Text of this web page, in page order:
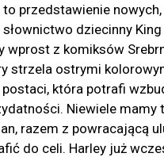
przedstawienie
dziecinny
z komiksów
strzela ostrymi
która potrafi
Niewiele mamy
razem z powracającą
do celi. Harley już